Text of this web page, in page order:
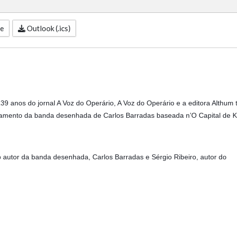
Outlook (.ics)
anos do jornal A Voz do Operário, A Voz do Operário e a editora Althum
da banda desenhada de Carlos Barradas baseada n’O Capital de
da banda desenhada, Carlos Barradas e Sérgio Ribeiro, autor do